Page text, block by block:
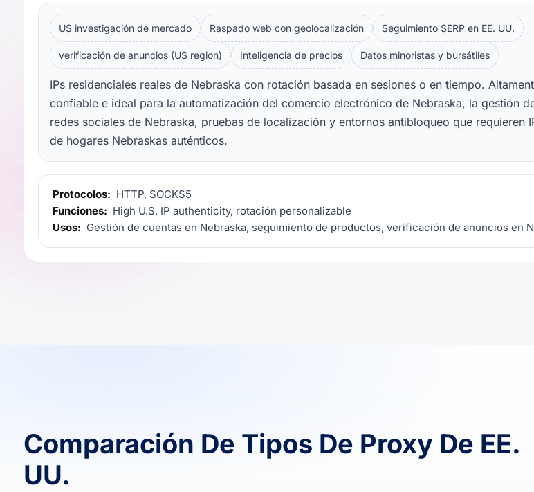
US investigación de mercado Raspado web con geolocalización Seguimiento SERP en EE. UU.
verificación de anuncios (US region) Inteligencia de precios Datos minoristas y bursátiles
IPs residenciales reales de Nebraska con rotación basada en sesiones o en tiempo.
confiable e ideal para la automatización del comercio electrónico de Nebraska, la gestión
redes sociales de Nebraska, pruebas de localización y entornos antibloqueo que requieren
de hogares Nebraskas auténticos.
Protocolos: HTTP, SOCKS5
Funciones: High U.S. IP authenticity, rotación personalizable
Usos: Gestión de cuentas en Nebraska, seguimiento de productos, verificación de anuncios en
Comparación De Tipos De Proxy De EE.
UU.